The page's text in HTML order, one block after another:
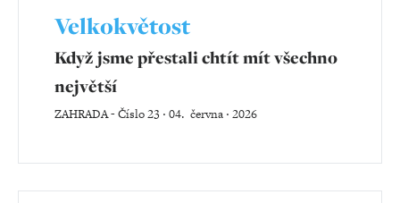
Velkokvětost
Když jsme přestali chtít mít všechno
největší
ZAHRADA-Číslo 23 ‧ 04. června ‧ 2026